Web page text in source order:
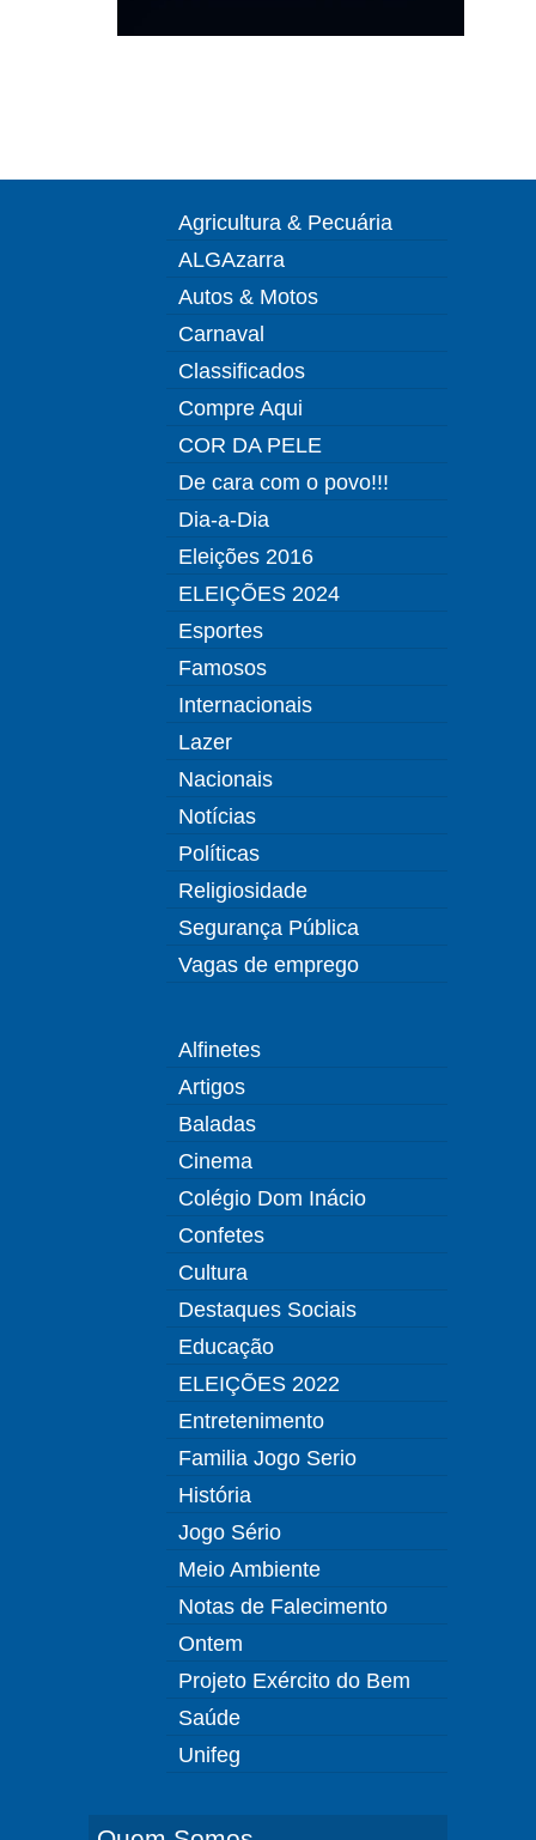
Agricultura & Pecuária
ALGAzarra
Autos & Motos
Carnaval
Classificados
Compre Aqui
COR DA PELE
De cara com o povo!!!
Dia-a-Dia
Eleições 2016
ELEIÇÕES 2024
Esportes
Famosos
Internacionais
Lazer
Nacionais
Notícias
Políticas
Religiosidade
Segurança Pública
Vagas de emprego
Alfinetes
Artigos
Baladas
Cinema
Colégio Dom Inácio
Confetes
Cultura
Destaques Sociais
Educação
ELEIÇÕES 2022
Entretenimento
Familia Jogo Serio
História
Jogo Sério
Meio Ambiente
Notas de Falecimento
Ontem
Projeto Exército do Bem
Saúde
Unifeg